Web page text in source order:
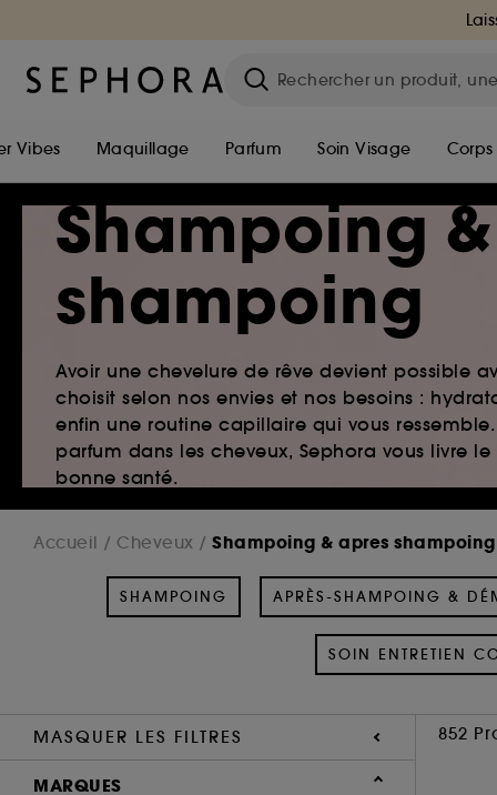
Vibes Maquillage Parfum Soin Visage Corps
Shampoing
shampoing
Avoir une chevelure de rêve devient possible
choisit selon nos envies et nos besoins :
enfin une routine capillaire qui vous
parfum dans les cheveux, Sephora vous livre
bonne santé.
Accueil Cheveux Shampoing & apres shampoing
SHAMPOING APRÈS-SHAMPOING &
SOIN ENTRETIEN
MASQUER LES FILTRES 852
MARQUES